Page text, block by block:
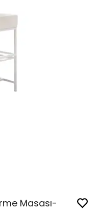
Masası-